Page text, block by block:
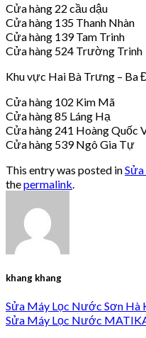
Cửa hàng 22 cầu dậu
Cửa hàng 135 Thanh Nhàn
Cửa hàng 139 Tam Trinh
Cửa hàng 524 Trường Trinh
Khu vực Hai Bà Trưng – Ba
Cửa hàng 102 Kim Mã
Cửa hàng 85 Láng Hạ
Cửa hàng 241 Hoàng Quốc
Cửa hàng 539 Ngô Gia Tự
This entry was posted in
thepermalink
khang khang
Sửa Máy Lọc Nước Sơn Hà
Sửa Máy Lọc Nước